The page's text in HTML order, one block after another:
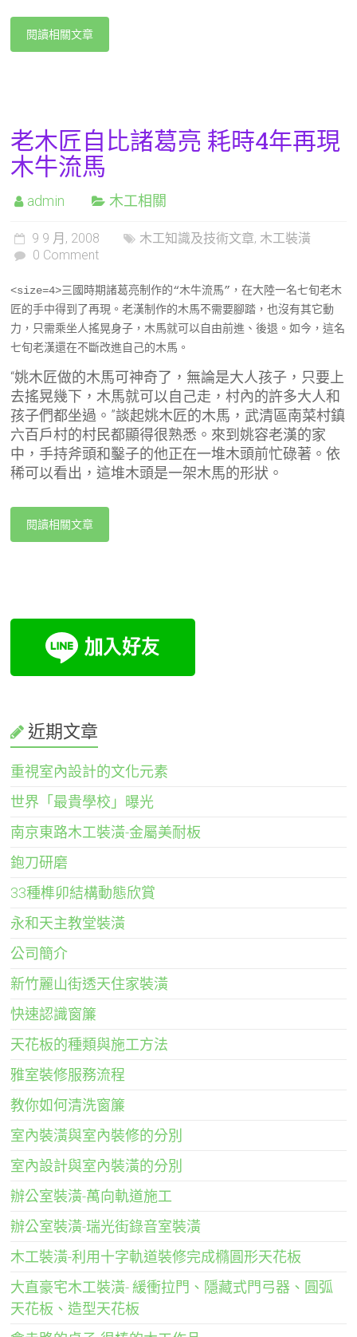
閱讀相關文章
老木匠自比諸葛亮 耗時4年再現
木牛流馬
admin 木工相關
9 9 月, 2008 木工知識及技術文章, 木工裝潢
0 Comment
<size=4>三國時期諸葛亮制作的“木牛流馬”，在大陸一名七旬老木
匠的手中得到了再現。老漢制作的木馬不需要腳踏，也沒有其它動
力，只需乘坐人搖晃身子，木馬就可以自由前進、後退。如今，這名
七旬老漢還在不斷改進自己的木馬。
“姚木匠做的木馬可神奇了，無論是大人孩子，只要上
去搖晃幾下，木馬就可以自己走，村內的許多大人和
孩子們都坐過。”談起姚木匠的木馬，武清區南菜村鎮
六百戶村的村民都顯得很熟悉。來到姚容老漢的家
中，手持斧頭和鑿子的他正在一堆木頭前忙碌著。依
稀可以看出，這堆木頭是一架木馬的形狀。
閱讀相關文章
近期文章
重視室內設計的文化元素
世界「最貴學校」曝光
南京東路木工裝潢-金屬美耐板
鉋刀研磨
33種榫卯結構動態欣賞
永和天主教堂裝潢
公司簡介
新竹麗山街透天住家裝潢
快速認識窗簾
天花板的種類與施工方法
雅室裝修服務流程
教你如何清洗窗簾
室內裝潢與室內裝修的分別
室內設計與室內裝潢的分別
辦公室裝潢-萬向軌道施工
辦公室裝潢-瑞光街錄音室裝潢
木工裝潢-利用十字軌道裝修完成橢圓形天花板
大直豪宅木工裝潢- 緩衝拉門、隱藏式門弓器、圓弧
天花板、造型天花板